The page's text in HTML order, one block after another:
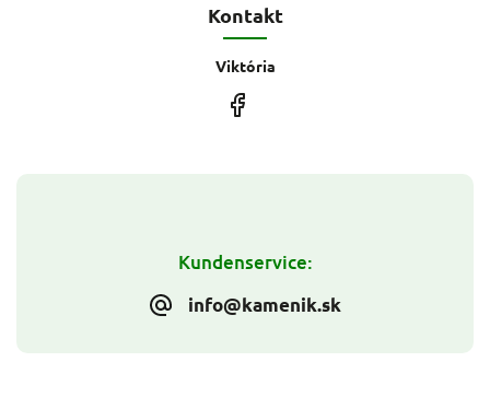
Kundenservice:
info@kamenik.sk
Kontakt
Viktória